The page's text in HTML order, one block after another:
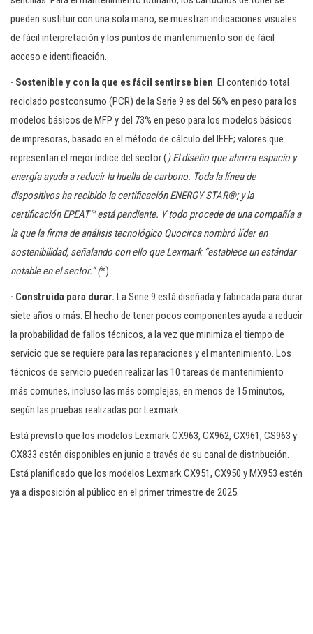
pueden sustituir con una sola mano, se muestran indicaciones visuales
de fácil interpretación y los puntos de mantenimiento son de fácil
acceso e identificación.
· Sostenible y con la que es fácil sentirse bien. El contenido total
reciclado postconsumo (PCR) de la Serie 9 es del 56% en peso para los
modelos básicos de MFP y del 73% en peso para los modelos básicos
de impresoras, basado en el método de cálculo del IEEE; valores que
representan el mejor índice del sector () El diseño que ahorra espacio y
energía ayuda a reducir la huella de carbono. Toda la línea de
dispositivos ha recibido la certificación ENERGY STAR®; y la
certificación EPEAT™ está pendiente. Y todo procede de una compañía a
la que la firma de análisis tecnológico Quocirca nombró líder en
sostenibilidad, señalando con ello que Lexmark “establece un estándar
notable en el sector.” (*)
· Construida para durar. La Serie 9 está diseñada y fabricada para durar
siete años o más. El hecho de tener pocos componentes ayuda a reducir
la probabilidad de fallos técnicos, a la vez que minimiza el tiempo de
servicio que se requiere para las reparaciones y el mantenimiento. Los
técnicos de servicio pueden realizar las 10 tareas de mantenimiento
más comunes, incluso las más complejas, en menos de 15 minutos,
según las pruebas realizadas por Lexmark.
Está previsto que los modelos Lexmark CX963, CX962, CX961, CS963 y
CX833 estén disponibles en junio a través de su canal de distribución.
Está planificado que los modelos Lexmark CX951, CX950 y MX953 estén
ya a disposición al público en el primer trimestre de 2025.